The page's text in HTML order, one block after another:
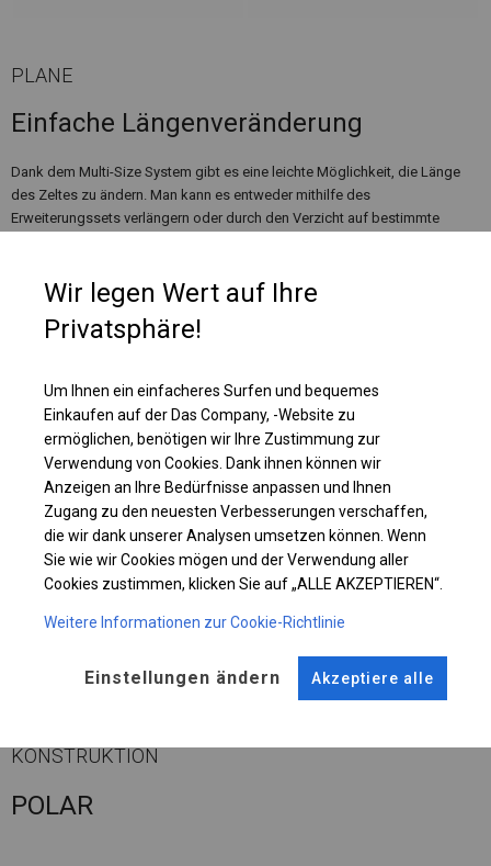
PLANE
Einfache Längenveränderung
Dank dem Multi-Size System gibt es eine leichte Möglichkeit, die Länge
des Zeltes zu ändern. Man kann es entweder mithilfe des
Erweiterungssets verlängern oder durch den Verzicht auf bestimmte
Einzelheiten ansehen
KONSTRUKTION
POLAR
Wir legen Wert auf Ihre
Privatsphäre!
Um Ihnen ein einfacheres Surfen und bequemes
Einkaufen auf der Das Company, -Website zu
ermöglichen, benötigen wir Ihre Zustimmung zur
Verwendung von Cookies. Dank ihnen können wir
Anzeigen an Ihre Bedürfnisse anpassen und Ihnen
Zugang zu den neuesten Verbesserungen verschaffen,
die wir dank unserer Analysen umsetzen können. Wenn
Sie wie wir Cookies mögen und der Verwendung aller
Cookies zustimmen, klicken Sie auf „ALLE AKZEPTIEREN“.
Weitere Informationen zur Cookie-Richtlinie
Einstellungen ändern Akzeptiere alle